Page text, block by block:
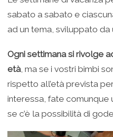
sabato a sabato e
ad un tema, sviluppato
Ogni settimana si rivolge
età, ma se i vostri bimbi
rispetto all’età prevista
interessa, fate
se c’è la possibilità di